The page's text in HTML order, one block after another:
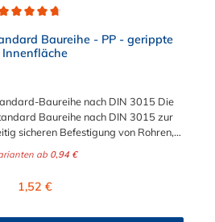
Baureihe - PP - gerippte
Innenfläche
Baureihe nach DIN 3015 Die
Baureihe nach DIN 3015 zur
sicheren Befestigung von Rohren,
3015 ist Polypropylen (PP). Passende
ab 0,94 €
Regulärer Preis:
1,52 €